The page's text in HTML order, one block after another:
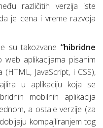
različitih verzija iste
je cena i vreme razvoja
su takozvane “hibridne
web aplikacijama pisanim
JavaScript, i CSS),
u aplikaciju koja se
mobilnih aplikacija
a ostale verzije (za
kompajliranjem tog